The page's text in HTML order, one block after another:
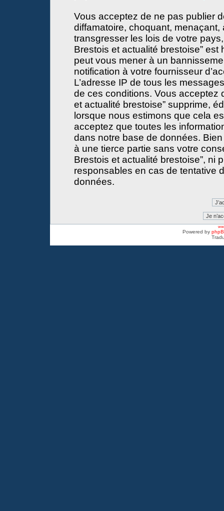
Vous acceptez de ne pas publier
diffamatoire, choquant,
transgresser les lois de votre
Brestois et actualité brestoise”
peut vous mener à un
notification à votre fournisseur
L’adresse IP de tous les
de ces conditions. Vous acceptez
et actualité brestoise” supprime,
lorsque nous estimons que cela
acceptez que toutes les
dans notre base de données.
à une tierce partie sans votre
Brestois et actualité brestoise”, ni
responsables en cas de tentative
données.
Powered by